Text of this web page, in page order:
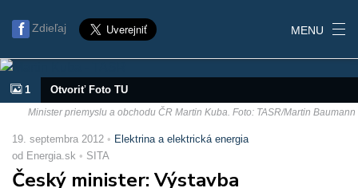
Zdieľaj MENU
1 Otvoriť Foto TU
Minister priemyslu a obchodu ČR Martin Kuba. Foto: TASR/Martin Baumann
19. septembra 2012
Elektrina a elektrická energia
od Energia.sk
SITA
Český minister: Výstavba